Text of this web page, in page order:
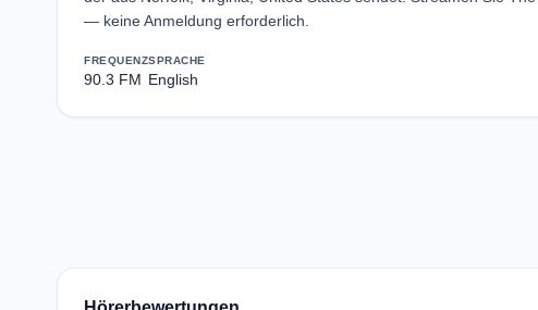
— keine Anmeldung erforderlich.
FREQUENZ
90.3 FM
SPRACHE
English